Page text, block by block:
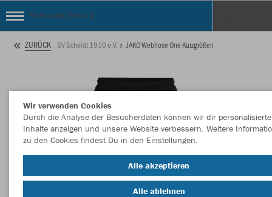
SV Scheidt 1910 e.V.
ZURÜCK SV Scheidt 1910 e.V. JAKO Webhose One Kurzgrößen
Wir verwenden Cookies
Durch die Analyse der Besucherdaten können wir dir personalisierte
Inhalte anzeigen und unsere Website verbessern. Weitere
zu den Cookies findest Du in den Einstellungen.
Alle akzeptieren
Alle ablehnen